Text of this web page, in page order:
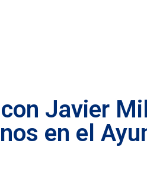
Javier
en el